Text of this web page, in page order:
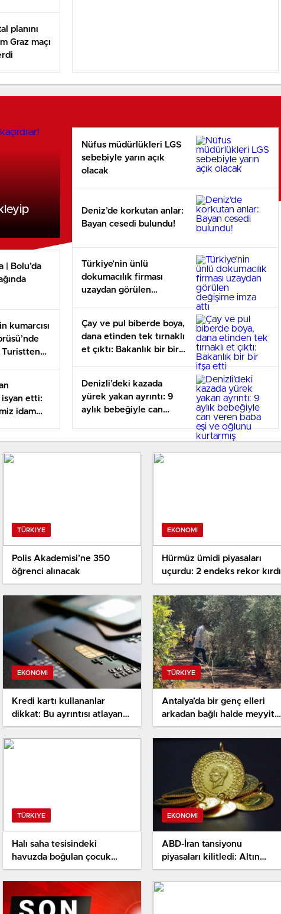
planını
Graz maçı
| Bolu’da
kumarcısı
Turistten
isyan etti:
idam
Nüfus müdürlükleri LGS
sebebiyle yarın açık
olacak
Deniz’de korkutan anlar:
Bayan cesedi bulundu!
Türkiye’nin ünlü
dokumacılık firması
uzaydan görülen
Çay ve pul biberde boya,
dana etinden tek tırnaklı
et çıktı: Bakanlık bir bir
Denizli’deki kazada
yürek yakan ayrıntı: 9
aylık bebeğiyle can
TÜRKIYE
Polis Akademisi’ne 350
öğrenci alınacak
EKONOMI
Hürmüz ümidi piyasaları
uçurdu: 2 endeks rekor kırdı
EKONOMI
Kredi kartı kullananlar
dikkat: Bu ayrıntısı atlayan
ay sonunda daha fazla
ödeme yapıyor
TÜRKIYE
Antalya’da bir genç elleri
arkadan bağlı halde meyyit
bulundu
TÜRKIYE
Halı saha tesisindeki
havuzda boğulan çocuk
ömür savaşını kaybetti
EKONOMI
ABD-İran tansiyonu
piyasaları kilitledi: Altın
fiyatları bir iniyor bir çıkıyor